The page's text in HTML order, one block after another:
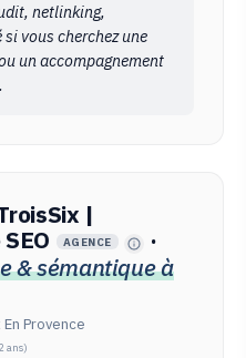
netlinking,
vous cherchez une
un accompagnement
|
AGENCE
·
& sémantique à
En Provence
ans)